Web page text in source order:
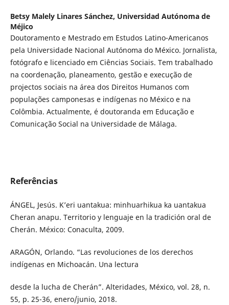
Betsy Malely Linares Sánchez, Universidad Autónoma de
Méjico
Doutoramento e Mestrado em Estudos Latino-Americanos
pela Universidade Nacional Autónoma do México. Jornalista,
fotógrafo e licenciado em Ciências Sociais. Tem trabalhado
na coordenação, planeamento, gestão e execução de
projectos sociais na área dos Direitos Humanos com
populações camponesas e indígenas no México e na
Colômbia. Actualmente, é doutoranda em Educação e
Comunicação Social na Universidade de Málaga.
Referências
ÁNGEL, Jesús. K’eri uantakua: minhuarhikua ka uantakua
Cheran anapu. Territorio y lenguaje en la tradición oral de
Cherán. México: Conaculta, 2009.
ARAGÓN, Orlando. “Las revoluciones de los derechos
indígenas en Michoacán. Una lectura
desde la lucha de Cherán”. Alteridades, México, vol. 28, n.
55, p. 25-36, enero/junio, 2018.